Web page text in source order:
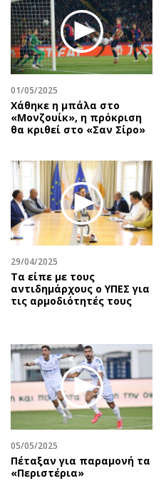
01/05/2025
Χάθηκε η μπάλα στο
«Μονζουίκ», η πρόκριση
θα κριθεί στο «Σαν Σίρο»
29/04/2025
Τα είπε με τους
αντιδημάρχους ο ΥΠΕΣ για
τις αρμοδιότητές τους
05/05/2025
Πέταξαν για παραμονή τα
«Περιστέρια»